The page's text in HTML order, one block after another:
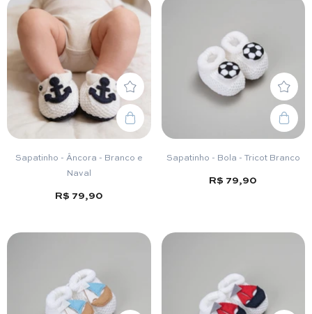
Sapatinho - Âncora - Branco e
Naval
R$ 79,90
Sapatinho - Bola - Tricot Branco
R$ 79,90